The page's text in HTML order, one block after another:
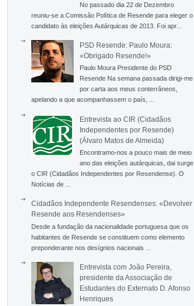
No passado dia 22 de Dezembro
reuniu-se a Comissão Política de Resende para eleger o
candidato às eleições Autárquicas de 2013. Foi apr...
PSD Resende: Paulo Moura:
«Obrigado Resende!»
Paulo Moura Presidente do PSD
Resende Na semana passada dirigi-me
por carta aos meus conterrâneos,
apelando a que acompanhassem o país, ...
Entrevista ao CIR (Cidadãos
Independentes por Resende)
(Álvaro Matos de Almeida)
Encontramo-nos a pouco mais de meio
ano das eleições autárquicas, dai surge
o CIR (Cidadãos Independentes por Resendense). O
Notícias de ...
Cidadãos Independente Resendenses: «Devolver
Resende aos Resendenses»
Desde a fundação da nacionalidade portuguesa que os
habitantes de Resende se constituem como elemento
preponderante nos desígnios nacionais ...
Entrevista com João Pereira,
presidente da Associação de
Estudantes do Externato D. Afonso
Henriques